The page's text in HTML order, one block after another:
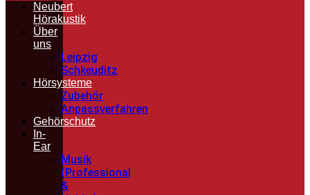
Neubert
Hörakustik
Über
uns
Leipzig
Schkeuditz
Hörsysteme
Zubehör
Anpassverfahren
Gehörschutz
In-
Ear
Musik
(Professional
&